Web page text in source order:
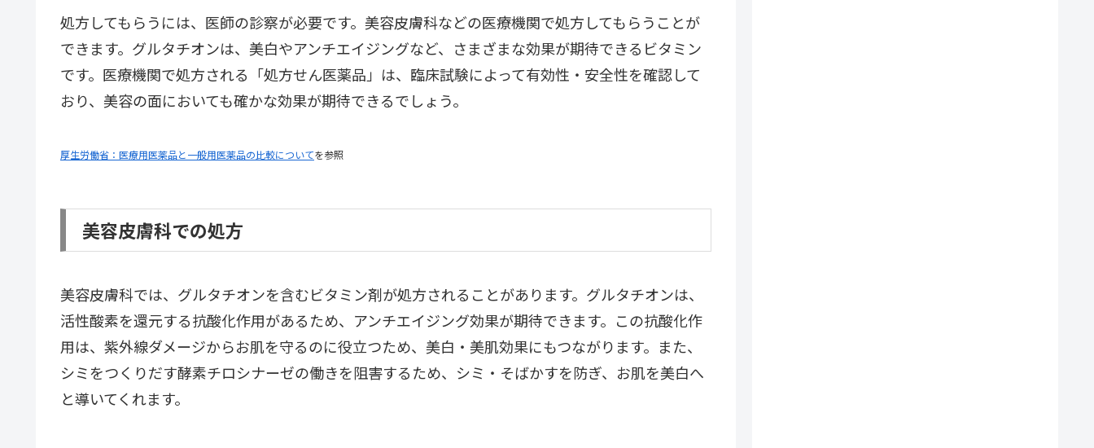
処方してもらうには、医師の診察が必要です。美容皮膚科などの医療機関で処方してもらうことが
できます。グルタチオンは、美白やアンチエイジングなど、さまざまな効果が期待できるビタミン
です。医療機関で処方される「処方せん医薬品」は、臨床試験によって有効性・安全性を確認して
おり、美容の面においても確かな効果が期待できるでしょう。
厚生労働省：医療用医薬品と一般用医薬品の比較についてを参照
美容皮膚科での処方
美容皮膚科では、グルタチオンを含むビタミン剤が処方されることがあります。グルタチオンは、
活性酸素を還元する抗酸化作用があるため、アンチエイジング効果が期待できます。この抗酸化作
用は、紫外線ダメージからお肌を守るのに役立つため、美白・美肌効果にもつながります。また、
シミをつくりだす酵素チロシナーゼの働きを阻害するため、シミ・そばかすを防ぎ、お肌を美白へ
と導いてくれます。